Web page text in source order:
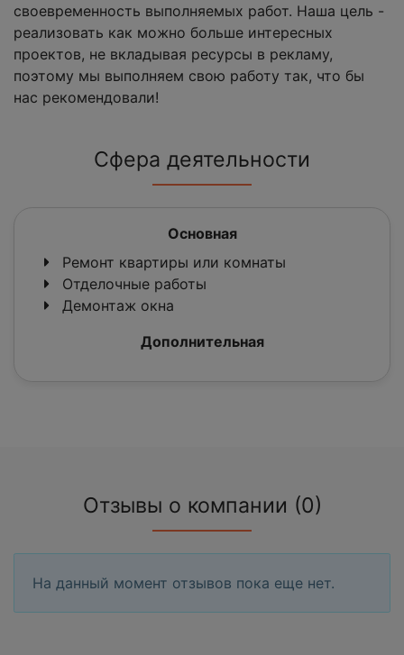
своевременность выполняемых работ. Наша цель -
реализовать как можно больше интересных
проектов, не вкладывая ресурсы в рекламу,
поэтому мы выполняем свою работу так, что бы
нас рекомендовали!
Сфера деятельности
Основная
Ремонт квартиры или комнаты
Отделочные работы
Демонтаж окна
Дополнительная
Отзывы о компании (0)
На данный момент отзывов пока еще нет.